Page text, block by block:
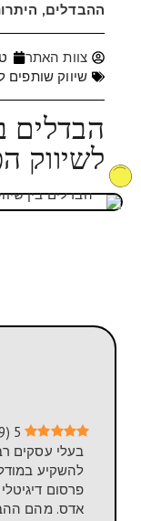
ההבדלים,
צוות האתר
ט״ו
שיווק שותפים
הבדלים
לשיווק
5
(
599
בעלי עסקים רבים
להשקיע במודל
פרסום דיגיטלי
אדס. מהם